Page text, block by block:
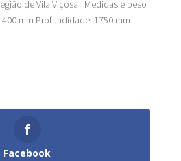
de Vila Viçosa Medidas e peso
400 mm Profundidade: 1750 mm
Facebook